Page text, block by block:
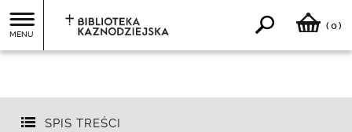
MENU
( 0)
SPIS TREŚCI